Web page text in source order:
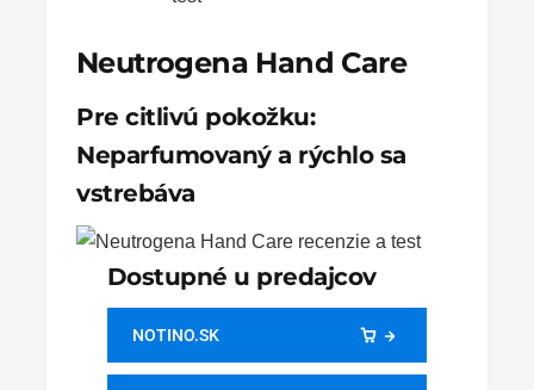
Neutrogena Hand Care
Pre citlivú pokožku:
Neparfumovaný a rýchlo sa
vstrebáva
Dostupné u predajcov
NOTINO.SK